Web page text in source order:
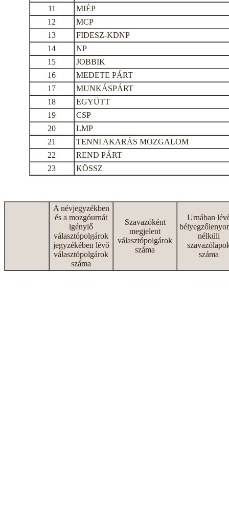
11
MIÉP
12
MCP
13
FIDESZ-KDNP
14
NP
15
JOBBIK
16
MEDETE PÁRT
17
MUNKÁSPÁRT
18
EGYÜTT
19
CSP
20
LMP
21
TENNI AKARÁS MOZGALOM
22
REND PÁRT
23
KÖSSZ
A névjegyzékben
és a mozgóurnát
igénylő
választópolgárok
jegyzékében lévő
választópolgárok
száma
Szavazóként
megjelent
választópolgárok
száma
Urnában
nélküli
száma